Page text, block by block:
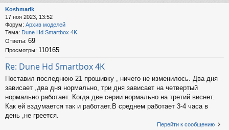
Koshmarik
17 ноя 2023, 13:52
Форум: Архив моделей
Тема: Dune Hd Smartbox 4K
Ответы: 69
Просмотры: 110165
Re: Dune Hd Smartbox 4K
Поставил последнюю 21 прошивку , ничего не изменилось. Два дня
зависает ,два дня нормально, три дня зависает на четвертый
нормально работает. Когда две серии нормально на третий виснет.
Как ей вздумается так и работает.В среднем работает 3-4 часа в
день ,не греется.
Перейти к сообщению